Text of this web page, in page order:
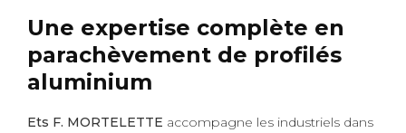
Une expertise complète en
parachèvement de profilés
aluminium
Ets F. MORTELETTE accompagne les industriels dans